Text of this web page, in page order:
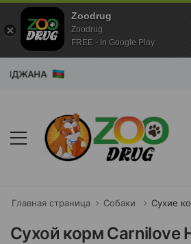
Главная страница Собаки Сухие
Сухой корм Carnilove
Zoodrug
Zoodrug
FREE - In Google Play